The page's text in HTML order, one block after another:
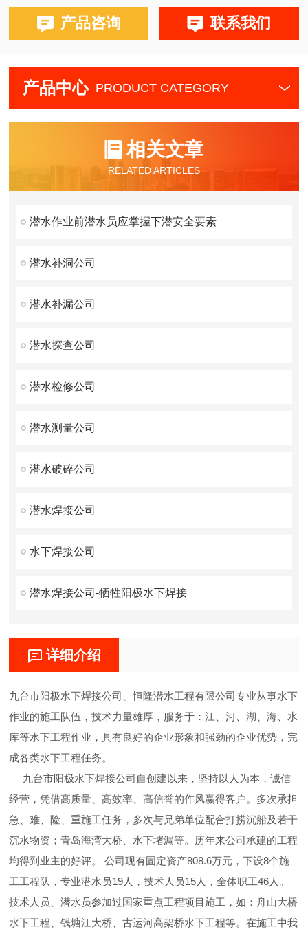
产品咨询 联系我们
产品中心 PRODUCT CATEGORY
相关文章
RELATED ARTICLES
潜水作业前潜水员应掌握下潜安全要素
潜水补洞公司
潜水补漏公司
潜水探查公司
潜水检修公司
潜水测量公司
潜水破碎公司
潜水焊接公司
水下焊接公司
潜水焊接公司-牺牲阳极水下焊接
详细介绍
九台市阳极水下焊接公司、恒隆潜水工程有限公司专业从事水下
作业的施工队伍，技术力量雄厚，服务于：江、河、湖、海、水
库等水下工程作业，具有良好的企业形象和强劲的企业优势，完
成各类水下工程任务。
九台市阳极水下焊接公司自创建以来，坚持以人为本，诚信
经营，凭借高质量、高效率、高信誉的作风赢得客户。多次承担
急、难、险、重施工任务，多次与兄弟单位配合打捞沉船及若干
沉水物资；青岛海湾大桥、水下堵漏等。历年来公司承建的工程
均得到业主的好评。 公司现有固定资产808.6万元，下设8个施
工工程队，专业潜水员19人，技术人员15人，全体职工46人。
技术人员、潜水员参加过国家重点工程项目施工，如：舟山大桥
水下工程、钱塘江大桥、古运河高架桥水下工程等。在施工中我